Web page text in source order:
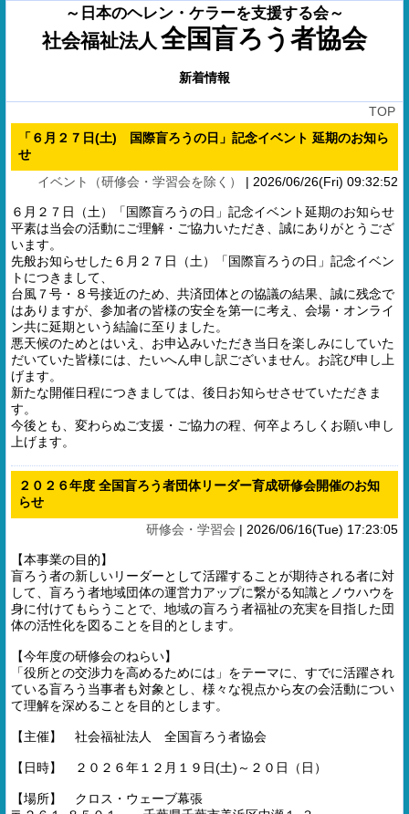
～日本のヘレン・ケラーを支援する会～
社会福祉法人 全国盲ろう者協会
新着情報
TOP
「６月２７日(土) 国際盲ろうの日」記念イベント 延期のお知ら
せ
イベント（研修会・学習会を除く）
| 2026/06/26(Fri) 09:32:52
６月２７日（土）「国際盲ろうの日」記念イベント延期のお知らせ
平素は当会の活動にご理解・ご協力いただき、誠にありがとうござ
います。
先般お知らせした６月２７日（土）「国際盲ろうの日」記念イベン
トにつきまして、
台風７号・８号接近のため、共済団体との協議の結果、誠に残念で
はありますが、参加者の皆様の安全を第一に考え、会場・オンライ
ン共に延期という結論に至りました。
悪天候のためとはいえ、お申込みいただき当日を楽しみにしていた
だいていた皆様には、たいへん申し訳ございません。お詫び申し上
げます。
新たな開催日程につきましては、後日お知らせさせていただきま
す。
今後とも、変わらぬご支援・ご協力の程、何卒よろしくお願い申し
上げます。
２０２６年度 全国盲ろう者団体リーダー育成研修会開催のお知
らせ
研修会・学習会 | 2026/06/16(Tue) 17:23:05
【本事業の目的】
盲ろう者の新しいリーダーとして活躍することが期待される者に対
して、盲ろう者地域団体の運営力アップに繋がる知識とノウハウを
身に付けてもらうことで、地域の盲ろう者福祉の充実を目指した団
体の活性化を図ることを目的とします。
【今年度の研修会のねらい】
「役所との交渉力を高めるためには」をテーマに、すでに活躍され
ている盲ろう当事者も対象とし、様々な視点から友の会活動につい
て理解を深めることを目的とします。
【主催】 社会福祉法人 全国盲ろう者協会
【日時】 ２０２６年１２月１９日(土)～２０日（日）
【場所】 クロス・ウェーブ幕張